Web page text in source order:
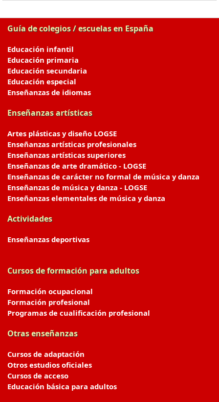
Guía de colegios / escuelas en España
Educación infantil
Educación primaria
Educación secundaria
Educación especial
Enseñanzas de idiomas
Enseñanzas artísticas
Artes plásticas y diseño LOGSE
Enseñanzas artísticas profesionales
Enseñanzas artísticas superiores
Enseñanzas de arte dramático - LOGSE
Enseñanzas de carácter no formal de música y danza
Enseñanzas de música y danza - LOGSE
Enseñanzas elementales de música y danza
Actividades
Enseñanzas deportivas
Cursos de formación para adultos
Formación ocupacional
Formación profesional
Programas de cualificación profesional
Otras enseñanzas
Cursos de adaptación
Otros estudios oficiales
Cursos de acceso
Educación básica para adultos